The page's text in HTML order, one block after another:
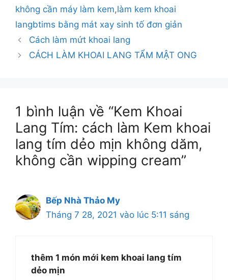
không cần máy làm kem,làm kem khoai
langbtims bằng mát xay sinh tố đơn giản
Cách làm mứt khoai lang
CÁCH LÀM KHOAI LANG TẨM MẬT ONG
1 bình luận về “Kem Khoai
Lang Tím: cách làm Kem khoai
lang tím dẻo mịn không dăm,
không cần wipping cream”
Bếp Nhà Thảo My
Tháng 7 28, 2021 vào lúc 5:11 sáng
thêm 1 món mới kem khoai lang tím
dẻo mịn